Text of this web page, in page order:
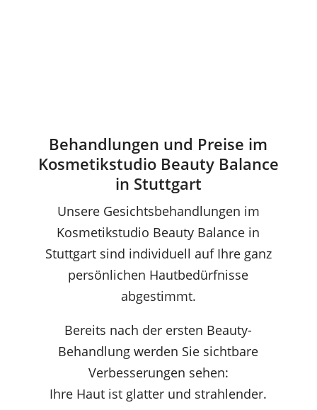
Behandlungen und Preise im
Kosmetikstudio Beauty Balance
in Stuttgart
Unsere Gesichtsbehandlungen im
Kosmetikstudio Beauty Balance in
Stuttgart sind individuell auf Ihre ganz
persönlichen Hautbedürfnisse
abgestimmt.
Bereits nach der ersten Beauty-
Behandlung werden Sie sichtbare
Verbesserungen sehen:
Ihre Haut ist glatter und strahlender.